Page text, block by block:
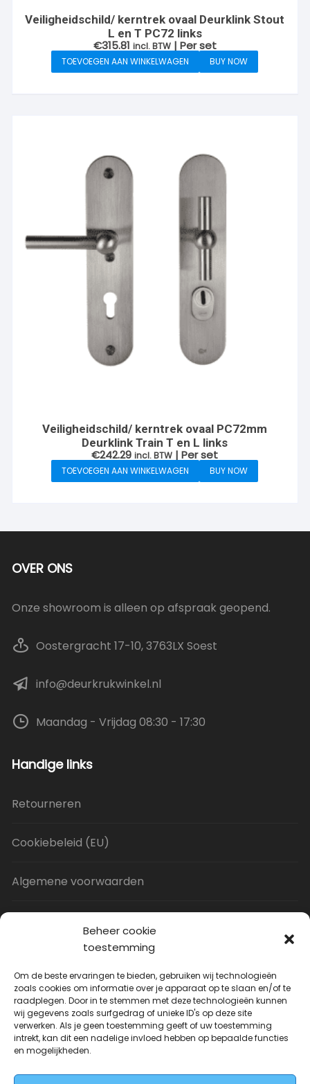
Beheer cookie
toestemming
Om de beste ervaringen te bieden, gebruiken wij technologieën
zoals cookies om informatie over je apparaat op te slaan en/of te
raadplegen. Door in te stemmen met deze technologieën kunnen
wij gegevens zoals surfgedrag of unieke ID's op deze site
verwerken. Als je geen toestemming geeft of uw toestemming
intrekt, kan dit een nadelige invloed hebben op bepaalde functies
en mogelijkheden.
Veiligheidschild/ kerntrek ovaal Deurklink Stout
L en T PC72 links
€315.81 incl. BTW | Per set
TOEVOEGEN AAN WINKELWAGEN BUY NOW
Veiligheidschild/ kerntrek ovaal PC72mm
Deurklink Train T en L links
€242.29 incl. BTW | Per set
TOEVOEGEN AAN WINKELWAGEN BUY NOW
OVER ONS
Onze showroom is alleen op afspraak geopend.
Oostergracht 17-10, 3763LX Soest
info@deurkrukwinkel.nl
Maandag - Vrijdag 08:30 - 17:30
Handige links
Retourneren
Cookiebeleid (EU)
Algemene voorwaarden
Uitverkoop
JNF Deurklink gebogen 16mm
prijs
prijs